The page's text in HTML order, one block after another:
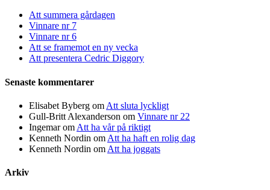
Att summera gårdagen
Vinnare nr 7
Vinnare nr 6
Att se framemot en ny vecka
Att presentera Cedric Diggory
Senaste kommentarer
Elisabet Byberg om Att sluta lyckligt
Gull-Britt Alexanderson om Vinnare nr 22
Ingemarom Att ha vår på riktigt
Kenneth Nordin om Att ha haft en rolig dag
Kenneth Nordin om Att ha joggats
Arkiv